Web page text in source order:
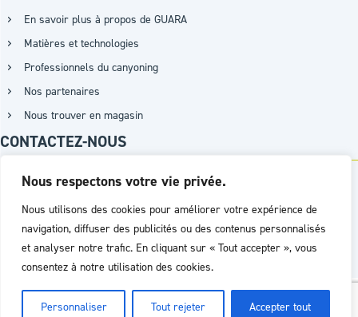
Nous respectons votre vie privée.
Nous utilisons des cookies pour améliorer votre expérience de
navigation, diffuser des publicités ou des contenus personnalisés
et analyser notre trafic. En cliquant sur « Tout accepter », vous
consentez à notre utilisation des cookies.
Personnaliser Tout rejeter Accepter tout
En savoir plus à propos de GUARA
Matières et technologies
Professionnels du canyoning
Nos partenaires
Nous trouver en magasin
CONTACTEZ-NOUS
+33 (0)9 87 15 07 26 / +33 (0)7 62 45 97 03
Réalisation :Agence D2PROD